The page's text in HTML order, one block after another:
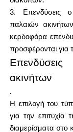
3. Επενδύσεις
παλαιών
κερδοφόρα
προσφέρονται για
ακινήτων
.
Η επιλογή του
για την επιτυχία
διαμερίσματα στο